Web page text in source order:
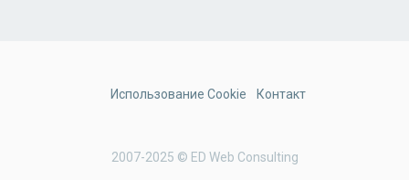
2007-2025 © ED Web Consulting
Использование Cookie Контакт